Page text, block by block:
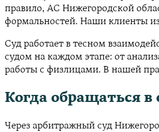
правило, АС Нижегородской
формальностей. Наши клиенты из
Суд работает в тесном
судом на каждом этапе: от
работы с физлицами. В нашей
Когда обращаться в
Через арбитражный суд